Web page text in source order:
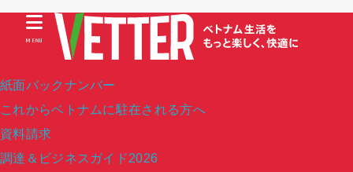
紙面バックナンバー
これからベトナムに駐在される方へ
資料請求
調達＆ビジネスガイド2026
MENU